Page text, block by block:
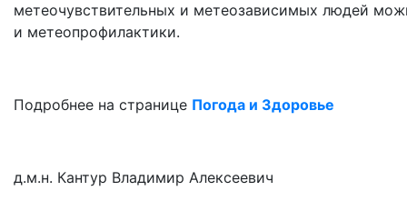
метеочувствительных и метеозависимых людей
и метеопрофилактики.
Подробнее на странице Погода и Здоровье
д.м.н. Кантур Владимир Алексеевич